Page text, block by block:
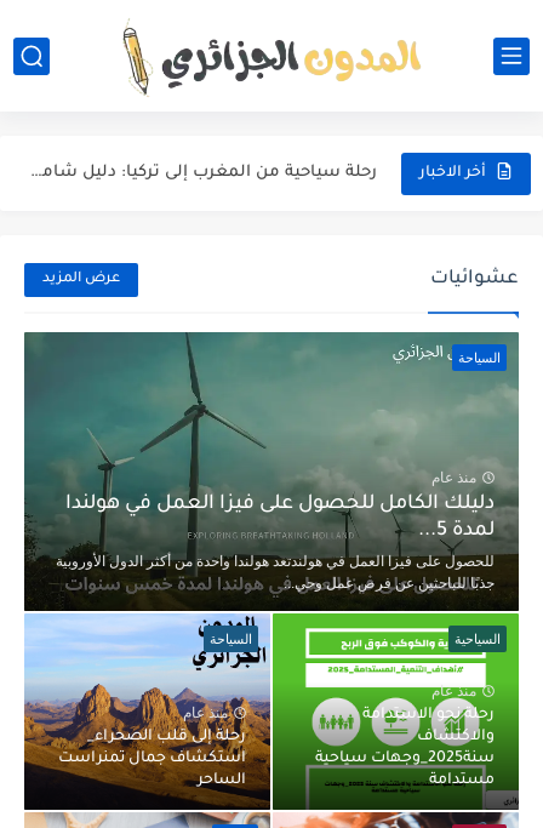
أخر الاخبار
كوريا الجنوبية: كل ما يجب معرفته قبل الدراسة أو العيش...
رحلة سياحية من المغرب إلى تركيا: دليل شامل لاكتشاف أجمل...
عشوائيات عرض المزيد
السياحة
منذ عام
دليلك الكامل للحصول على فيزا العمل في هولندا
لمدة 5...
للحصول على فيزا العمل في هولندتعد هولندا واحدة من أكثر الدول الأوروبية
جذبًا للباحثين عن فرص عمل وحي...
السياحية
منذ عام
رحلة نحو الاستدامة
والاكتشاف
سنة2025_وجهات سياحية
مستدامة
السياحة
منذ عام
رحلة إلى قلب الصحراء_
استكشاف جمال تمنراست
الساحر